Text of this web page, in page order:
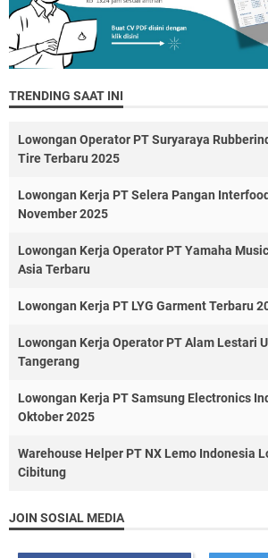
TRENDING SAAT INI
Lowongan Operator PT Suryaraya
Tire Terbaru 2025
Lowongan Kerja PT Selera Pangan
November 2025
Lowongan Kerja Operator PT Yamaha
Asia Terbaru
Lowongan Kerja PT LYG Garment Terbaru
Lowongan Kerja Operator PT Alam Lestari
Tangerang
Lowongan Kerja PT Samsung Electronics
Oktober 2025
Warehouse Helper PT NX Lemo Indonesia
Cibitung
JOIN SOSIAL MEDIA